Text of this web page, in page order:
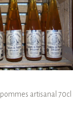
artisanal 70cl